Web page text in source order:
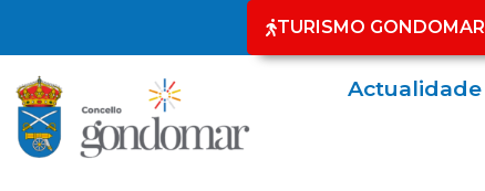
TURISMO GONDOMAR
Actualidade